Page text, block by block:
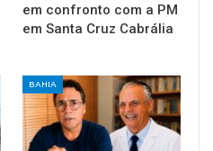
em confronto com a PM
em Santa Cruz Cabrália
BAHIA